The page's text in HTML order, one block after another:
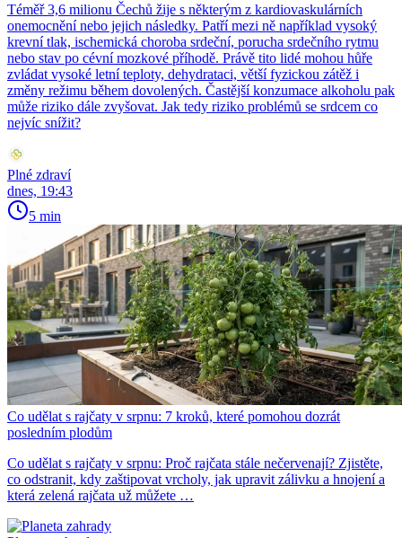
Téměř 3,6 milionu Čechů žije s některým z kardiovaskulárních
onemocnění nebo jejich následky. Patří mezi ně například vysoký
krevní tlak, ischemická choroba srdeční, porucha srdečního rytmu
nebo stav po cévní mozkové příhodě. Právě tito lidé mohou hůře
zvládat vysoké letní teploty, dehydrataci, větší fyzickou zátěž i
změny režimu během dovolených. Častější konzumace alkoholu pak
může riziko dále zvyšovat. Jak tedy riziko problémů se srdcem co
nejvíc snížit?
Plné zdraví
dnes, 19:43
5 min
Co udělat s rajčaty v srpnu: 7 kroků, které pomohou dozrát
posledním plodům
Co udělat s rajčaty v srpnu: Proč rajčata stále nečervenají? Zjistěte,
co odstranit, kdy zaštipovat vrcholy, jak upravit zálivku a hnojení a
která zelená rajčata už můžete …